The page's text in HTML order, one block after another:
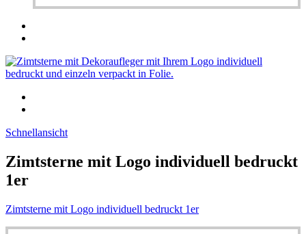
Schnellansicht
Zimtsterne mit Logo individuell bedruckt
1er
Zimtsterne mit Logo individuell bedruckt 1er